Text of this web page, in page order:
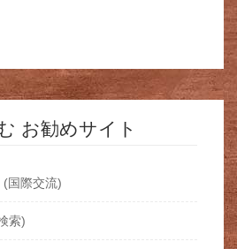
お勧めサイト
(国際交流)
索)